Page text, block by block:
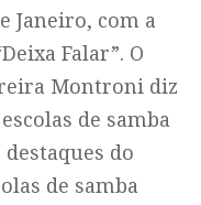
Janeiro, com a
Falar”. O
Montroni diz
de samba
do
de samba